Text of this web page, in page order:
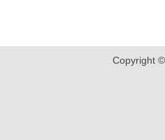
Copyright